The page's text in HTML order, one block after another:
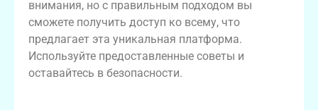
внимания, но с правильным подходом вы
сможете получить доступ ко всему, что
предлагает эта уникальная платформа.
Используйте предоставленные советы и
оставайтесь в безопасности.